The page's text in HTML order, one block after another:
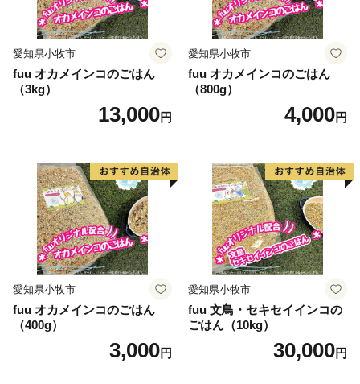
愛知県小牧市
fuu オカメインコのごはん
（3kg）
13,000円
愛知県小牧市
fuu オカメインコのごはん
（800g）
4,000円
愛知県小牧市
fuu オカメインコのごはん
（400g）
3,000円
愛知県小牧市
fuu 文鳥・セキセイインコの
ごはん（10kg）
30,000円